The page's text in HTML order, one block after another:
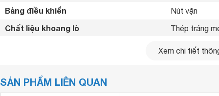
Lò vi sóng cơ, có nướng
Bảng điều khiển Nút vặn
Chất liệu khoang lò Thép tráng
Nấu, hâm,
Công suất vi sóng
Xem chi tiết
SẢN PHẨM LIÊN QUAN